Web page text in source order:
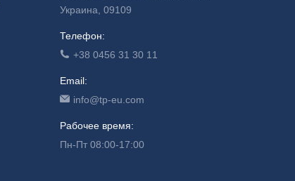
Украина, 09109
Телефон:
+38 0456 31 30 11
Email:
info@tp-eu.com
Рабочее время:
Пн-Пт 08:00-17:00